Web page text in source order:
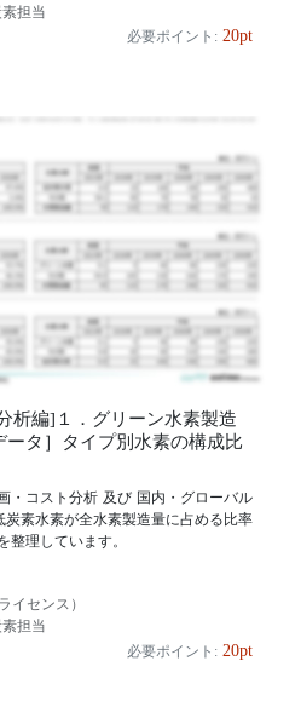
担当
必要ポイント: 20pt
析編]１．グリーン水素製造
タ］タイプ別水素の構成比
・コスト分析 及び 国内・グローバル
素水素が全水素製造量に占める比率
整理しています。
イセンス）
担当
必要ポイント: 20pt